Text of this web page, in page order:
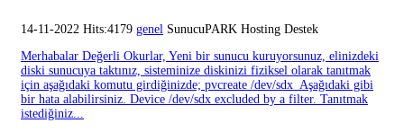
14-11-2022 Hits:4179 genel SunucuPARK Hosting Destek
Merhabalar Değerli Okurlar, Yeni bir sunucu kuruyorsunuz, elinizdeki
diski sunucuya taktınız, sisteminize diskinizi fiziksel olarak tanıtmak
için aşağıdaki komutu girdiğinizde; pvcreate /dev/sdx Aşağıdaki gibi
bir hata alabilirsiniz. Device /dev/sdx excluded by a filter. Tanıtmak
istediğiniz...